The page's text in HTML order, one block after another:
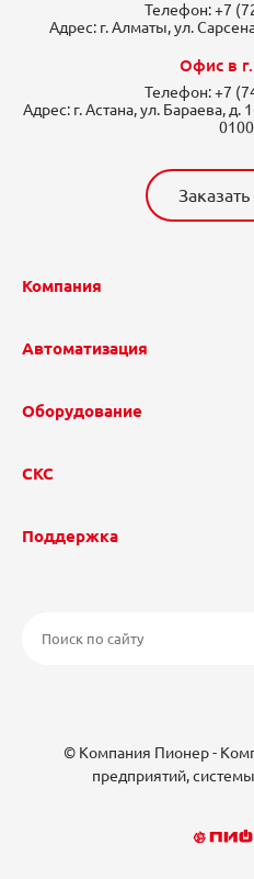
Телефон:+7
Адрес: г. Алматы, ул.
Офис в г.
Телефон:+7
Адрес: г. Астана, ул. Бараева,
Компания
Автоматизация
Оборудование
СКС
Поддержка
© Компания Пионер -
предприятий,